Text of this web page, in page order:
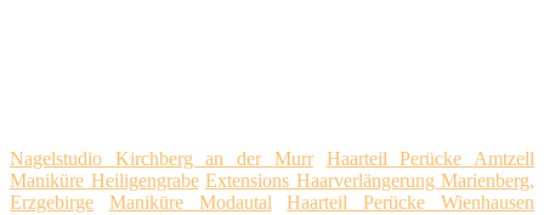
Nagelstudio Kirchberg an der Murr
Haarteil Perücke Amtzell
Maniküre Heiligengrabe Extensions Haarverlängerung Marienberg,
Erzgebirge
Maniküre Modautal
Haarteil Perücke Wienhausen